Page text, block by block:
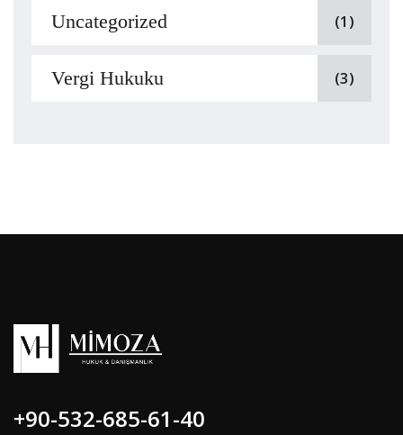
Uncategorized (1)
Vergi Hukuku (3)
+90-532-685-61-40